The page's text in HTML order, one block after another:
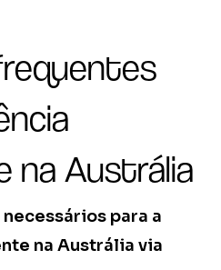
na Austrália
para a
na Austrália via